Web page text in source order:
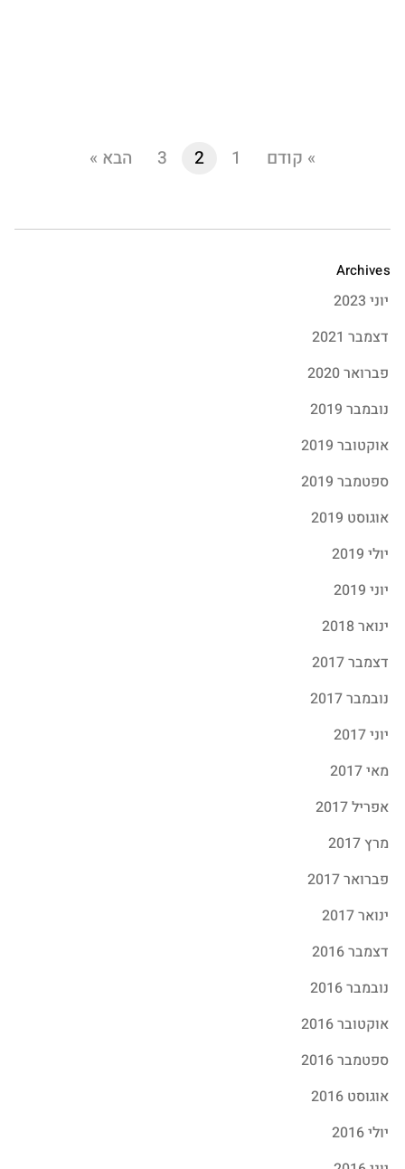
» קודם 1
2
3 הבא »
Archives
יוני 2023
דצמבר 2021
פברואר 2020
נובמבר 2019
אוקטובר 2019
ספטמבר 2019
אוגוסט 2019
יולי 2019
יוני 2019
ינואר 2018
דצמבר 2017
נובמבר 2017
יוני 2017
מאי 2017
אפריל 2017
מרץ 2017
פברואר 2017
ינואר 2017
דצמבר 2016
נובמבר 2016
אוקטובר 2016
ספטמבר 2016
אוגוסט 2016
יולי 2016